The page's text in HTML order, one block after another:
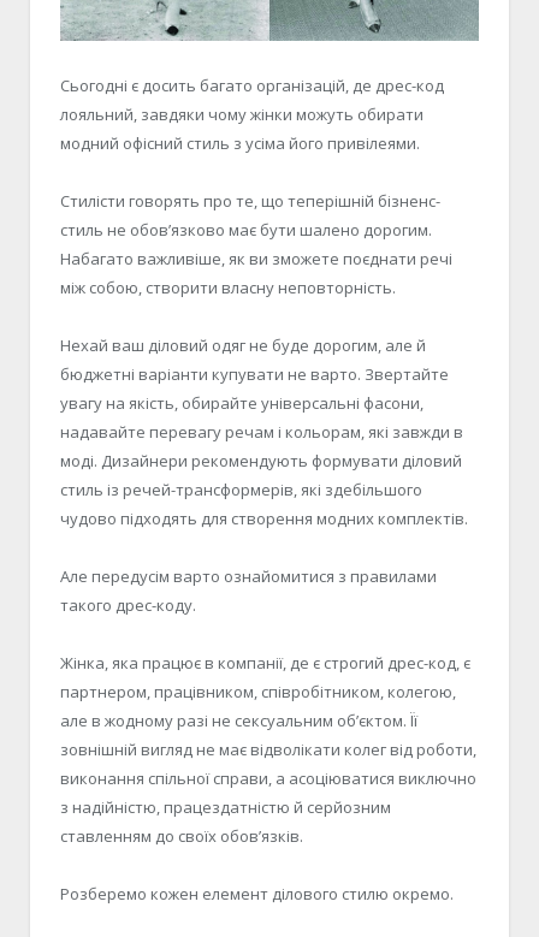
Сьогодні є досить багато організацій, де дрес-код
лояльний, завдяки чому жінки можуть обирати
модний офісний стиль з усіма його привілеями.
Стилісти говорять про те, що теперішній бізненс-
стиль не обов’язково має бути шалено дорогим.
Набагато важливіше, як ви зможете поєднати речі
між собою, створити власну неповторність.
Нехай ваш діловий одяг не буде дорогим, але й
бюджетні варіанти купувати не варто. Звертайте
увагу на якість, обирайте універсальні фасони,
надавайте перевагу речам і кольорам, які завжди в
моді. Дизайнери рекомендують формувати діловий
стиль із речей-трансформерів, які здебільшого
чудово підходять для створення модних комплектів.
Але передусім варто ознайомитися з правилами
такого дрес-коду.
Жінка, яка працює в компанії, де є строгий дрес-код, є
партнером, працівником, співробітником, колегою,
але в жодному разі не сексуальним об’єктом. Її
зовнішній вигляд не має відволікати колег від роботи,
виконання спільної справи, а асоціюватися виключно
з надійністю, працездатністю й серйозним
ставленням до своїх обов’язків.
Розберемо кожен елемент ділового стилю окремо.